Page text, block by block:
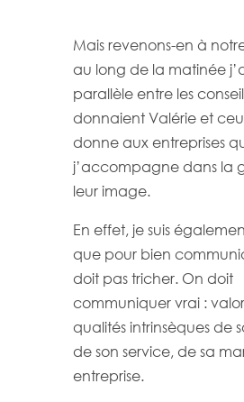
Mais revenons-en à
au long de la matinée
parallèle entre les
donnaient Valérie et
donne aux entreprises
j’accompagne dans la
leur image.
En effet, je suis
que pour bien
doit pas tricher. On doit
communiquer vrai :
qualités intrinsèques de
de son service, de sa
entreprise.